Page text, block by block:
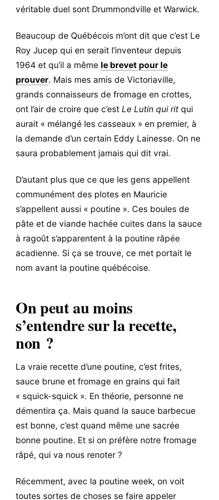
véritable duel sont Drummondville et Warwick.
Beaucoup de Québécois m’ont dit que c’est Le
Roy Jucep qui en serait l’inventeur depuis
1964 et qu’il a même le brevet pour le
prouver. Mais mes amis de Victoriaville,
grands connaisseurs de fromage en crottes,
ont l’air de croire que c’est Le Lutin qui rit qui
aurait « mélangé les casseaux » en premier, à
la demande d’un certain Eddy Lainesse. On ne
saura probablement jamais qui dit vrai.
D’autant plus que ce que les gens appellent
communément des plotes en Mauricie
s’appellent aussi « poutine ». Ces boules de
pâte et de viande hachée cuites dans la sauce
à ragoût s’apparentent à la poutine râpée
acadienne. Si ça se trouve, ce met portait le
nom avant la poutine québécoise.
On peut au moins
s’entendre sur la recette,
non ?
La vraie recette d’une poutine, c’est frites,
sauce brune et fromage en grains qui fait
« squick-squick ». En théorie, personne ne
démentira ça. Mais quand la sauce barbecue
est bonne, c’est quand même une sacrée
bonne poutine. Et si on préfère notre fromage
râpé, qui va nous renoter ?
Récemment, avec la poutine week, on voit
toutes sortes de choses se faire appeler